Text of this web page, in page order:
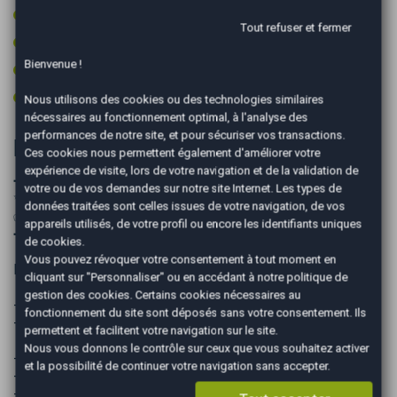
Vitres surteintées
Volant multifonctions
Informations complémentaires
➖➖➖➖➖➖➖➖➖➖➖➖➖➖
✨PLUS DE PHOTOS SUR NOTRE SITE AUTOEASY✨
✅Véhicule origine France PAS DE MALUS
➖➖➖➖➖➖➖➖➖➖➖➖➖➖
Les ➕
- 2 clés
- 4 Pneus OK
- Entretien à jour
- Révision faite pour la vente
Tout refuser et fermer
Bienvenue !
Nous utilisons des cookies ou des technologies similaires
nécessaires au fonctionnement optimal, à l'analyse des
performances de notre site, et pour sécuriser vos transactions.
Ces cookies nous permettent également d'améliorer votre
expérience de visite, lors de votre navigation et de la validation de
votre ou de vos demandes sur notre site Internet. Les types de
données traitées sont celles issues de votre navigation, de vos
appareils utilisés, de votre profil ou encore les identifiants uniques
de cookies.
Vous pouvez révoquer votre consentement à tout moment en
cliquant sur "Personnaliser" ou en accédant à notre politique de
gestion des cookies. Certains cookies nécessaires au
fonctionnement du site sont déposés sans votre consentement. Ils
permettent et facilitent votre navigation sur le site.
Nous vous donnons le contrôle sur ceux que vous souhaitez activer
et la possibilité de continuer votre navigation sans accepter.